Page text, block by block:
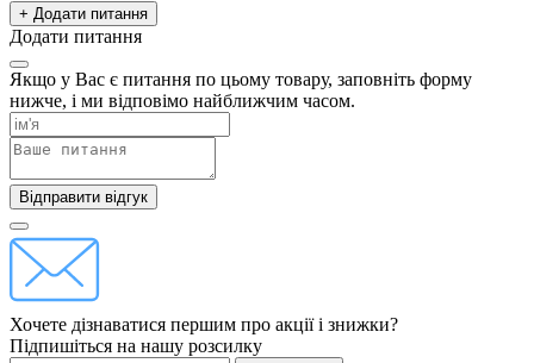
+ Додати питання
Додати питання
Якщо у Вас є питання по цьому товару, заповніть форму
нижче, і ми відповімо найближчим часом.
Відправити відгук
Хочете дізнаватися першим про акції і знижки?
Підпишіться на нашу розсилку